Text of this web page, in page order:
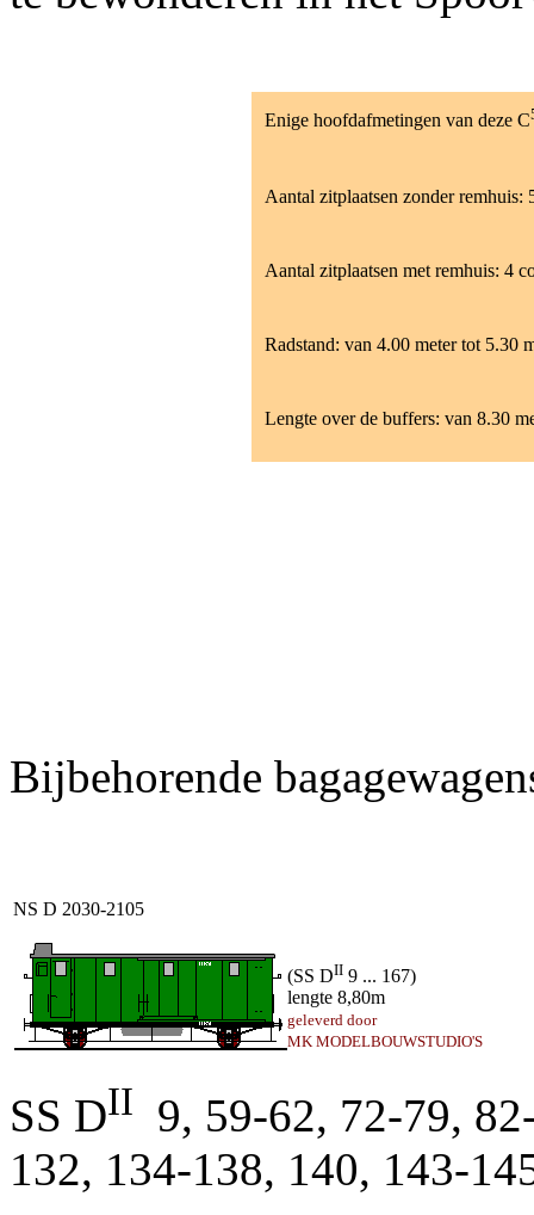
Enige hoofdafmetingen van deze C
Aantal zitplaatsen zonder remhuis:
Aantal zitplaatsen met remhuis: 4
Radstand: van 4.00 meter tot 5.30
Lengte over de buffers: van 8.30
Bijbehorende
NS D 2030-2105
(SS DII 9 ... 167)
lengte 8,80m
geleverd door
MK MODELBOUWSTUDIO'S
SS DII
9, 59-62, 72-79,
132, 134-138, 140, 143-